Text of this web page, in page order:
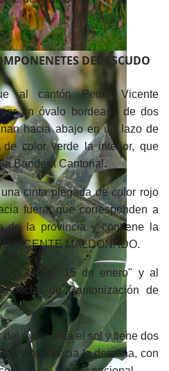
DEL ESCUDO
al cantón Pedro Vicente
un óvalo bordeado de dos
hacia abajo en un lazo de
color verde la interior, que
Bandera Cantonal.
cinta plegada de color rojo
fuera, que corresponden a
de la provincia y contiene la
VICENTE MALDONADO.
la fecha "15 de enero" y al
fecha de Cantonización de
del óvalo está el sol y tiene dos
y otra hacia la derecha, con